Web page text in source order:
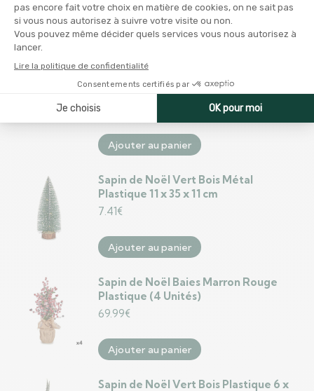
Ajouter au panier
Sapin de Noël DKD Home Decor
8424001610013 Rouge Multicouleur
Naturel Ananas Enneigé
49.99
Ajouter au panier
Sapin de Noël Vert Bois Métal
Plastique 11 x 35 x 11 cm
7.41€
Ajouter au panier
Sapin de Noël Baies Marron Rouge
Plastique (4 Unités)
69.99€
Ajouter au panier
Sapin de Noël Vert Bois Plastique 6 x